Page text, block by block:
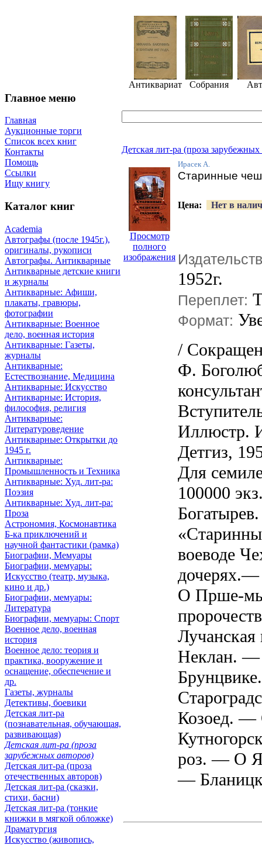
Главное меню
Главная
Аукционные торги
Список всех книг
Контакты
Помощь
Ссылки
Ищу книгу
Каталог книг
Academia
Автографы (после 1945г.),
оригиналы, рукописи
Автографы. Антикварные
Антикварные детские книги
и журналы
Антикварные: Афиши,
плакаты, гравюры,
фотографии
Антикварные: Военное
дело, военная история
Антикварные: Газеты,
журналы
Антикварные:
Естествознание, Медицина
Антикварные: Искусство
Антикварные: История,
философия, религия
Антикварные:
Литературоведение
Антикварные: Открытки до
1945 г.
Антикварные:
Промышленность и Техника
Антикварные: Худ. лит-ра:
Поэзия
Антикварные: Худ. лит-ра:
Проза
Астрономия, Космонавтика
Б-ка приключений и
научной фантастики (рамка)
Биографии, Мемуары
Биографии, мемуары:
Искусство (театр, музыка,
кино и др.)
Биографии, мемуары:
Литература
Биографии, мемуары: Спорт
Военное дело, военная
история
Военное дело: теория и
практика, вооружение и
оснащение, обеспечение и
др.
Газеты, журналы
Детективы, боевики
Детская лит-ра
(познавательная, обучающая,
развивающая)
Детская лит-ра (проза
зарубежных авторов)
Детская лит-ра (проза
отечественных авторов)
Детская лит-ра (сказки,
стихи, басни)
Детская лит-ра (тонкие
книжки в мягкой обложке)
Драматургия
Искусствo (живопись,
Антиквариат Собрания
Детская лит-ра (проза зарубежных
Просмотр
полного
изображения
Ирасек А.
Старинные
Цена: Нет в
1952г.
Переплет:
Формат:
/
Ф.
Иллюстр.
Детгиз,
Для
100000
воеводе
О Прше-
Неклан.
Козоед.
роз. — О
—